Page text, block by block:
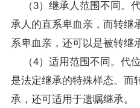
（3）继承人范围不同。
承人的直系卑血亲，而转继
系卑血亲，还可以是被转继
（4）适用范围不同。代
是法定继承的特殊样态。而
承，还可适用于遗嘱继承。